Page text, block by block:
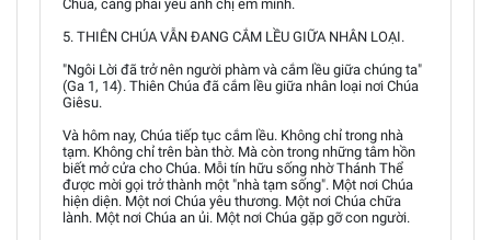
Chúa, càng phải yêu anh chị em mình.
5. THIÊN CHÚA VẪN ĐANG CẮM LỀU GIỮA NHÂN LOẠI.
"Ngôi Lời đã trở nên người phàm và cắm lều giữa chúng ta"
(Ga 1, 14). Thiên Chúa đã cắm lều giữa nhân loại nơi Chúa
Giêsu.
Và hôm nay, Chúa tiếp tục cắm lều. Không chỉ trong nhà
tạm. Không chỉ trên bàn thờ. Mà còn trong những tâm hồn
biết mở cửa cho Chúa. Mỗi tín hữu sống nhờ Thánh Thể
được mời gọi trở thành một "nhà tạm sống". Một nơi Chúa
hiện diện. Một nơi Chúa yêu thương. Một nơi Chúa chữa
lành. Một nơi Chúa an ủi. Một nơi Chúa gặp gỡ con người.